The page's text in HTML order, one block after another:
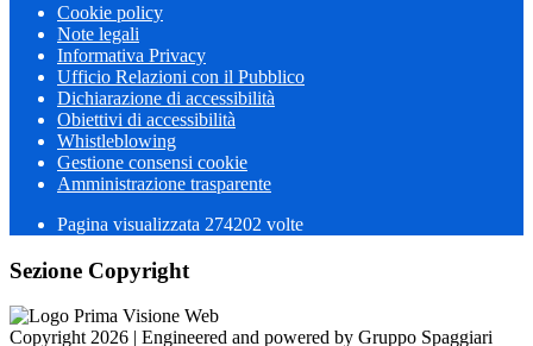
Cookie policy
Note legali
Informativa Privacy
Ufficio Relazioni con il Pubblico
Dichiarazione di accessibilità
Obiettivi di accessibilità
Whistleblowing
Gestione consensi cookie
Amministrazione trasparente
Pagina visualizzata 274202 volte
Sezione Copyright
Copyright 2026 | Engineered and powered by Gruppo Spaggiari